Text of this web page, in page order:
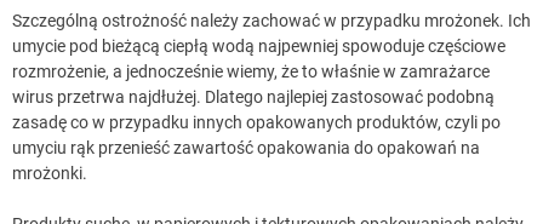
Szczególną ostrożność należy zachować w przypadku mrożonek. Ich
umycie pod bieżącą ciepłą wodą najpewniej spowoduje częściowe
rozmrożenie, a jednocześnie wiemy, że to właśnie w zamrażarce
wirus przetrwa najdłużej. Dlatego najlepiej zastosować podobną
zasadę co w przypadku innych opakowanych produktów, czyli po
umyciu rąk przenieść zawartość opakowania do opakowań na
mrożonki.